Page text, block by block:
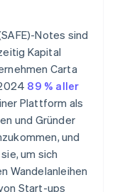
Mittel
Rabatten
Notes sind
Kapital
Carta
89 % aller
Plattform als
und Gründer
und
um sich
Wandelanleihen
Start-ups